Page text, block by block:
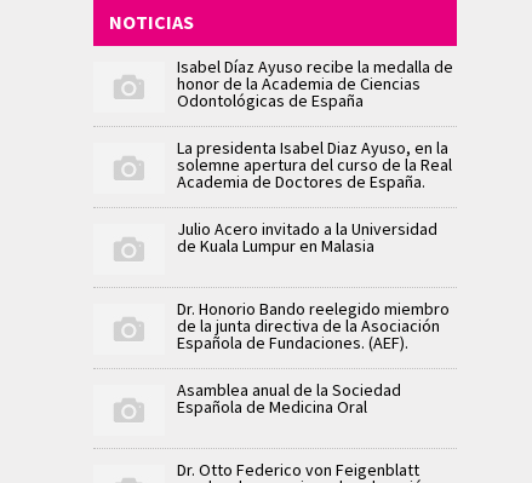
NOTICIAS
Isabel Díaz Ayuso recibe la medalla de
honor de la Academia de Ciencias
Odontológicas de España
La presidenta Isabel Diaz Ayuso, en la
solemne apertura del curso de la Real
Academia de Doctores de España.
Julio Acero invitado a la Universidad
de Kuala Lumpur en Malasia
Dr. Honorio Bando reelegido miembro
de la junta directiva de la Asociación
Española de Fundaciones. (AEF).
Asamblea anual de la Sociedad
Española de Medicina Oral
Dr. Otto Federico von Feigenblatt